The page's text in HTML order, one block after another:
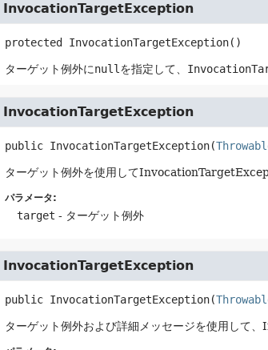
InvocationTargetException
protected InvocationTargetException()
ターゲット例外にnull を指定して、
InvocationTargetException
public InvocationTargetException(
ターゲット例外を使用して
パラメータ:
target - ターゲット例外
InvocationTargetException
public InvocationTargetException(
ターゲット例外および詳細メッセージを使用して